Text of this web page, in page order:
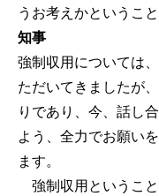
うお考えかというこ
知事
強制収用については
ただいてきましたが
りであり、今、話し
よう、全力でお願い
ます。
強制収用というこ